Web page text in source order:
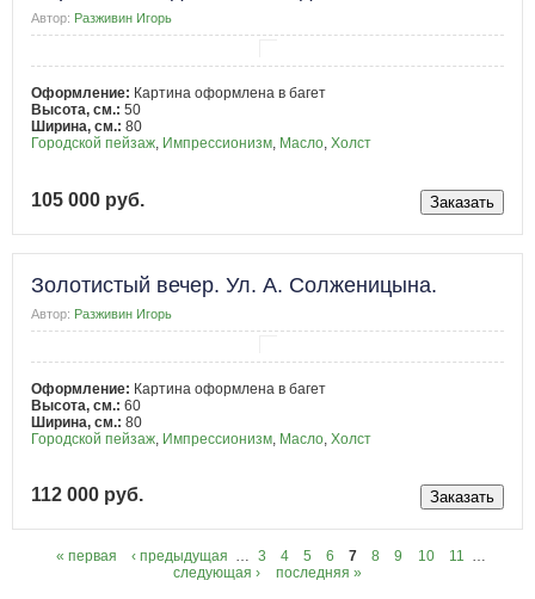
Автор: Разживин Игорь
Оформление: Картина оформлена в багет
Высота, см.: 50
Ширина, см.: 80
Городской пейзаж, Импрессионизм, Масло, Холст
105 000 руб.
Золотистый вечер. Ул. А. Солженицына.
Автор: Разживин Игорь
Оформление: Картина оформлена в багет
Высота, см.: 60
Ширина, см.: 80
Городской пейзаж, Импрессионизм, Масло, Холст
112 000 руб.
« первая ‹ предыдущая … 3 4 5 6 7 8 9 10 11 …
следующая ›
последняя »